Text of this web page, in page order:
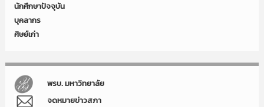
นักศึกษาปัจจุบัน
บุคลากร
ศิษย์เก่า
พรบ. มหาวิทยาลัย
จดหมายข่าวสภา